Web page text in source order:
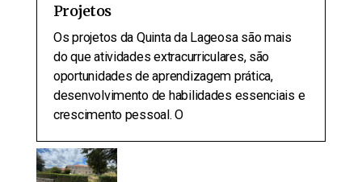
Projetos
Os projetos da Quinta da Lageosa são mais
do que atividades extracurriculares, são
oportunidades de aprendizagem prática,
desenvolvimento de habilidades essenciais e
crescimento pessoal. O